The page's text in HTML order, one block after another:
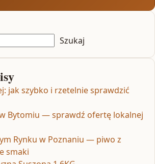
Szukaj
jak szybko i rzetelnie sprawdzić
Bytomiu — sprawdź ofertę lokalnej
Rynku w Poznaniu — piwo z
smaki